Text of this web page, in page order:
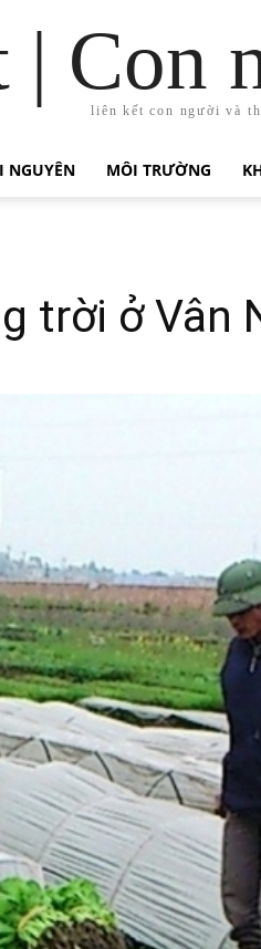
Con
liên kết con người và
NGUYÊN MÔI TRƯỜNG
trời ở Vân